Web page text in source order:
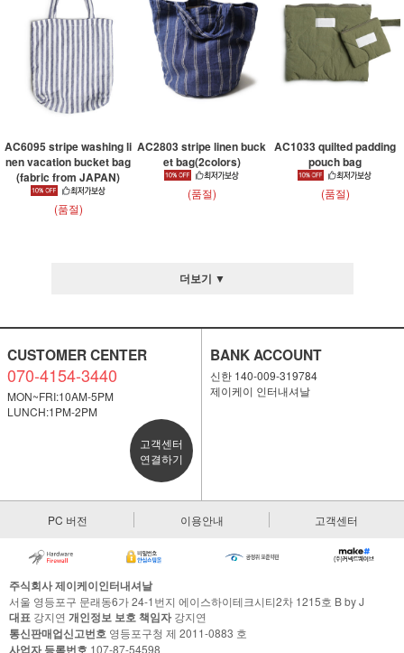
AC6095 stripe washing li
nen vacation bucket bag
(fabric from JAPAN)
(품절)
AC2803 stripe linen buck
et bag(2colors)
(품절)
AC1033 quilted padding
pouch bag
(품절)
더보기 ▼
CUSTOMER CENTER
070-4154-3440
MON~FRI:10AM-5PM
LUNCH:1PM-2PM
고객센터
연결하기
BANK ACCOUNT
신한 140-009-319784
제이케이 인터내셔날
PC 버전 이용안내 고객센터
주식회사 제이케이인터내셔날
서울 영등포구 문래동6가 24-1번지 에이스하이테크시티2차 1215호 B by J
대표 강지연 개인정보 보호 책임자강지연
통신판매업신고번호 영등포구청 제 2011-0883 호
사업자 등록번호 107-87-54598